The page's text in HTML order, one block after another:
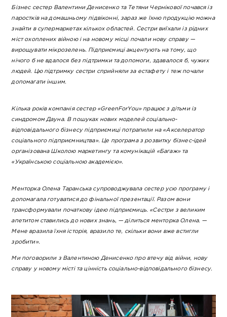
Бізнес сестер Валентини Денисенко та Тетяни Чернікової почався із
паростків на домашньому підвіконні, зараз же їхню продукцію можна
знайти в супермаркетах кількох областей. Сестри виїхали із рідних
міст охоплених війною і на новому місці почали нову справу —
вирощувати мікрозелень. Підприємиці акцентують на тому, що
нічого б не вдалося без підтримки та допомоги, здавалося б, чужих
людей. Цю підтримку сестри сприйняли за естафету і теж почали
допомагати іншим.
Кілька років компанія сестер «GreenForYou» працює з дітьми із
синдромом Дауна. В пошуках нових моделей соціально-
відповідального бізнесу підприємиці потрапили на «Акселератор
соціального підприємництва». Це програма з розвитку бізнес-ідей
організована Школою маркетингу та комунікацій «Багаж» та
«Українською соціальною академією».
Менторка Олена Таранська супроводжувала сестер усю програму і
допомагала готуватися до фінальної презентації. Разом вони
трансформували початкову ідею підприємиць. «Сестри з великим
апетитом ставились до нових знань, — ділиться менторка Олена. —
Мене вразила їхня історія, вразило те, скільки вони вже встигли
зробити».
Ми поговорили з Валентиною Денисенко про втечу від війни, нову
справу у новому місті та цінність соціально-відповідального бізнесу.